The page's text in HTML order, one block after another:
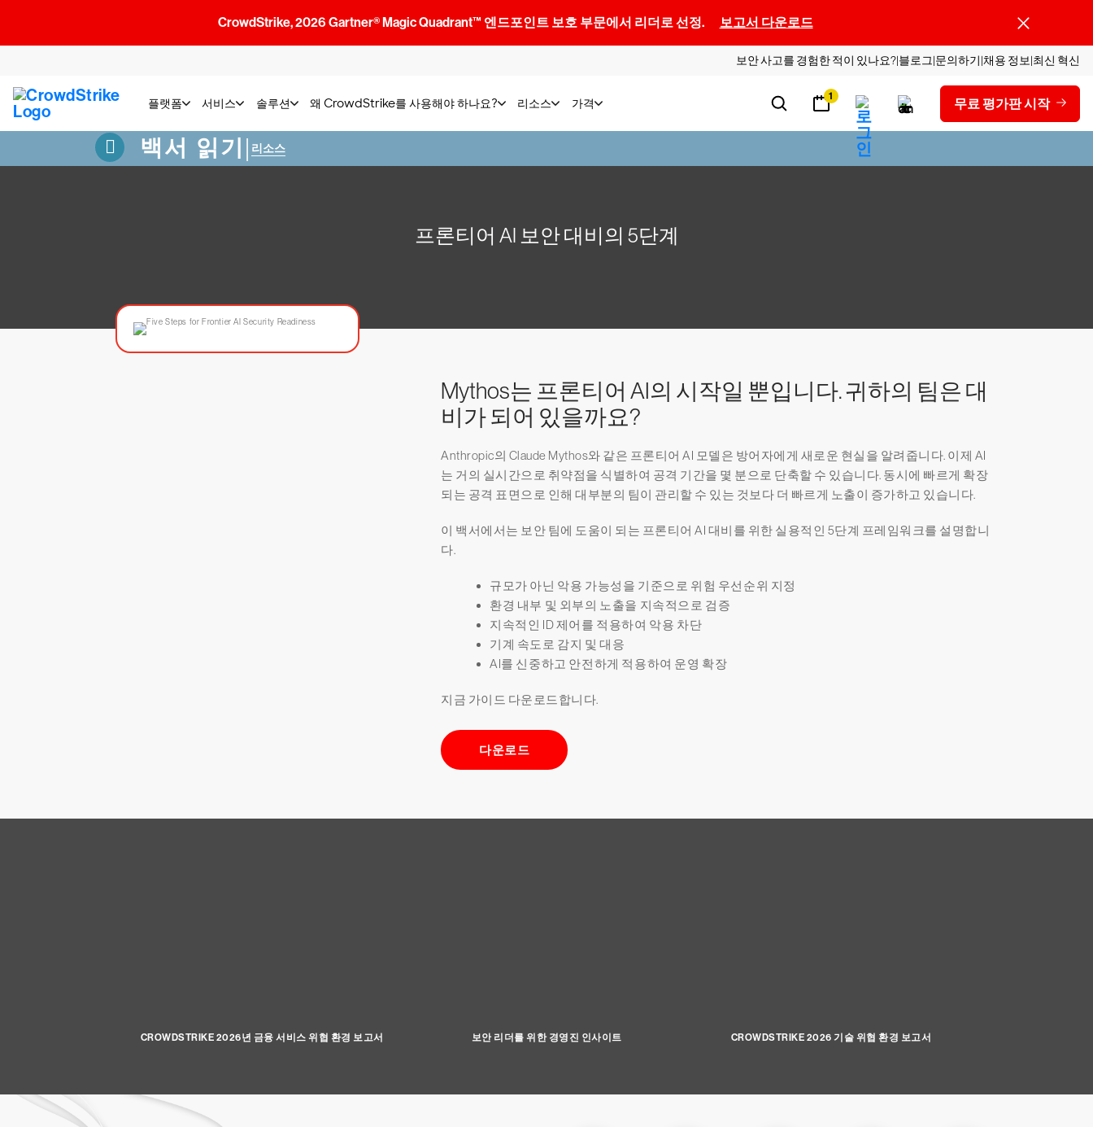
CrowdStrike, 2026 Gartner® Magic Quadrant™ 엔드포인트 보호 부문에서 리더로 선정. 보고서 다운로드
보안 사고를 경험한 적이 있나요? 블로그 문의하기 채용 정보 최신 혁신
플랫폼 서비스 솔루션 왜 CrowdStrike를 사용해야 하나요? 리소스 가격 1 무료 평가판 시작
백서 읽기| 리소스
프론티어 AI 보안 대비의 5단계
Mythos는 프론티어 AI의 시작일 뿐입니다. 귀하의 팀은 대
비가 되어 있을까요?
Anthropic의 Claude Mythos와 같은 프론티어 AI 모델은 방어자에게 새로운 현실을 알려줍니다. 이제 AI
는 거의 실시간으로 취약점을 식별하여 공격 기간을 몇 분으로 단축할 수 있습니다. 동시에 빠르게 확장
되는 공격 표면으로 인해 대부분의 팀이 관리할 수 있는 것보다 더 빠르게 노출이 증가하고 있습니다.
이 백서에서는 보안 팀에 도움이 되는 프론티어 AI 대비를 위한 실용적인 5단계 프레임워크를 설명합니
다.
규모가 아닌 악용 가능성을 기준으로 위험 우선순위 지정
환경 내부 및 외부의 노출을 지속적으로 검증
지속적인 ID 제어를 적용하여 악용 차단
기계 속도로 감지 및 대응
AI를 신중하고 안전하게 적용하여 운영 확장
지금 가이드 다운로드합니다.
다운로드
CROWDSTRIKE 2026년 금융 서비스 위협 환경 보고서 보안 리더를 위한 경영진 인사이트 CROWDSTRIKE 2026 기술 위협 환경 보고서